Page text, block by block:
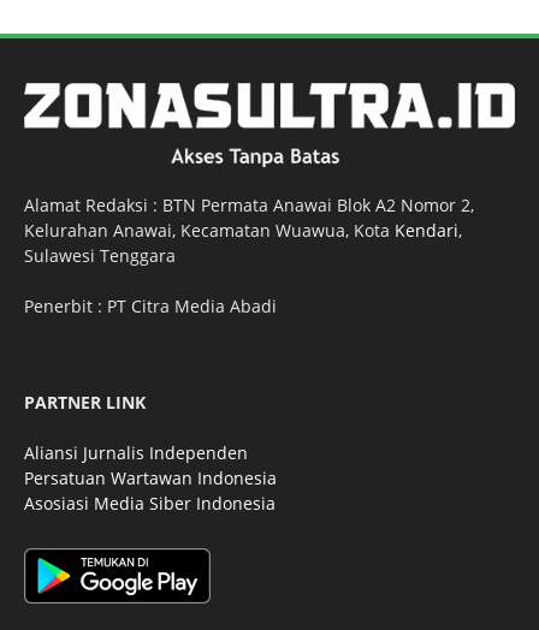
Alamat Redaksi : BTN Permata Anawai Blok A2 Nomor 2,
Kelurahan Anawai, Kecamatan Wuawua, Kota Kendari,
Sulawesi Tenggara
Penerbit : PT Citra Media Abadi
PARTNER LINK
Aliansi Jurnalis Independen
Persatuan Wartawan Indonesia
Asosiasi Media Siber Indonesia